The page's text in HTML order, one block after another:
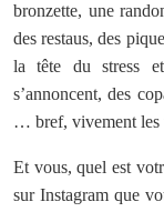
bronzette, une
des restaus, des
la tête du stress
s’annoncent, des
… bref, vivement les
Et vous, quel est
sur Instagram que